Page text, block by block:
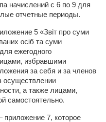
начислений с 6 по 9 для
отчетные периоды.
5 «Звіт про суми
осіб та суми
ежегодного
избравшими
за себя и за членов
осуществлении
а также лицами,
самостоятельно.
приложение 7, которое